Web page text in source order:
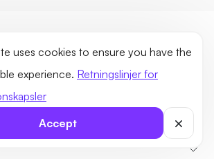
uses cookies to ensure you have the
experience. Retningslinjer for
Accept